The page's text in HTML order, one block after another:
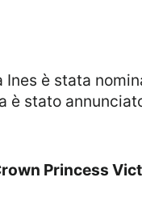
è stato
Princess